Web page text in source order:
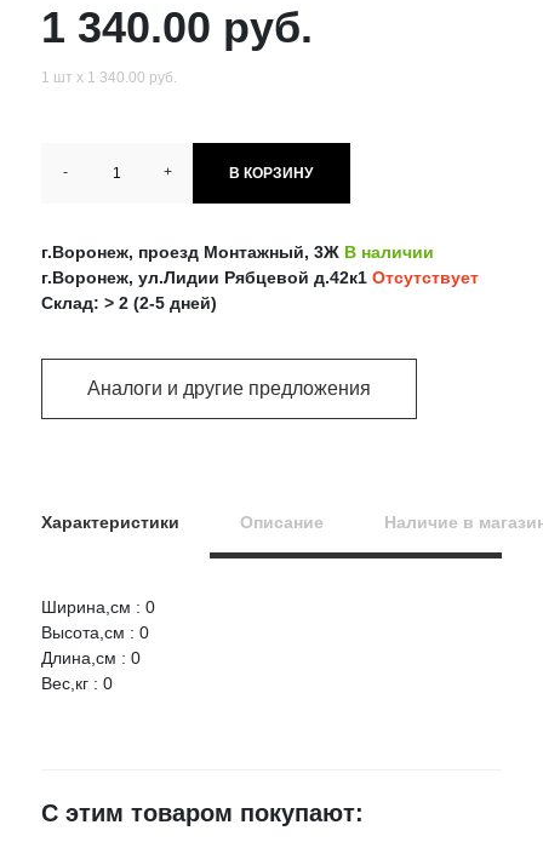
1 340.00 руб.
1 шт х 1 340.00 руб.
- + В КОРЗИНУ
г.Воронеж, проезд Монтажный, 3Ж В наличии
г.Воронеж, ул.Лидии Рябцевой д.42к1 Отсутствует
Склад: > 2 (2-5 дней)
Аналоги и другие предложения
Характеристики Описание Наличие в
Ширина,см : 0
Высота,см : 0
Длина,см : 0
Вес,кг : 0
НАЛИЧИЕ
СЫЗРАНЬ Крышка бардачка 2107 в сборе
Монтажный,
Оцените товар:
Ваше имя
С этим товаром покупают: